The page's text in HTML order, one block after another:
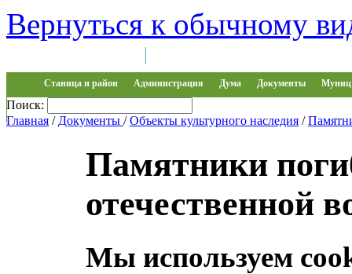
Вернуться к обычному
|
Станица и район Администрация Дума Документы Муниц
Обращения
Поиск:
Главная / Документы /Объекты культурного наследия /
Памятники
отечественной
Мы используем